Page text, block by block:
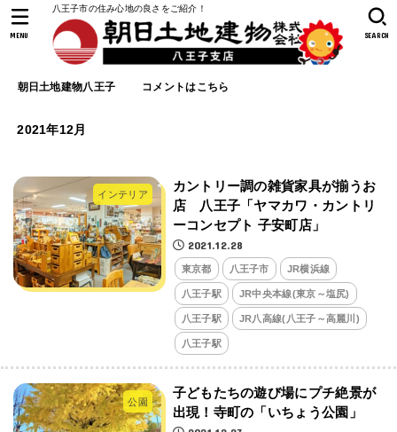
八王子市の住み心地の良さをご紹介！
朝日土地建物八王子 コメントはこちら
SEARCH
MENU
2021年12月
インテリア
カントリー調の雑貨家具が揃うお
店 八王子「ヤマカワ・カントリ
ーコンセプト 子安町店」
2021.12.28
東京都 八王子市 JR横浜線
八王子駅 JR中央本線(東京～塩尻)
八王子駅 JR八高線(八王子～高麗川)
八王子駅
公園
子どもたちの遊び場にプチ絶景が
出現！寺町の「いちょう公園」